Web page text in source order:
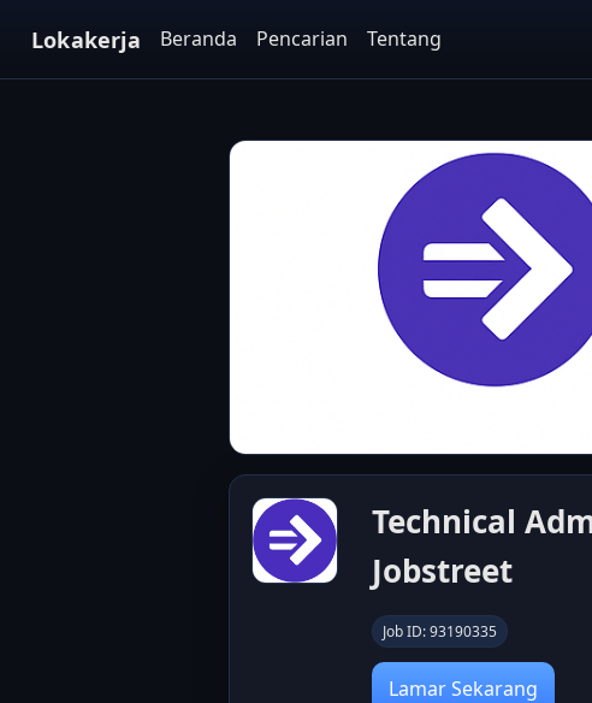
Lokakerja Beranda Pencarian Tentang
Technical
Jobstreet
Job ID: 93190335
Lamar Sekarang